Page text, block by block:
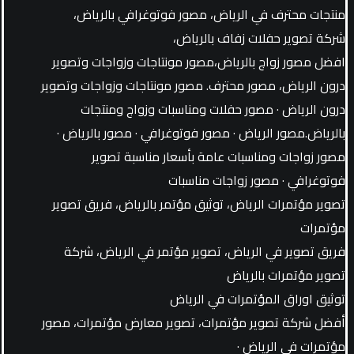
منتجات محترف في الرياض، مصور فوتوغرافي بالرياض،
شركة تصوير حفلات زفاف بالرياض،
افضل مصور زواج بالرياض،مصور مونتاجات وزواجات وتصوير
درون الرياض، مصور محترف. مصور مونتاجات وزواجات وتصوير
درون الرياض · مصور حفلات ومناسبات وزواج ومنتجات
بالرياض.مصور الرياض · مصور فوتوغرافي · مصور بالرياض ·
مصور زواجات ومناسبات عامة بأسعار مناسبة تصوير
فوتوغرافي · مصور زواجات مناسبات
تصوير مؤتمرات الرياض، توثيق مؤتمر بالرياض، فريق تصوير
مؤتمرات
فريق تصوير في الرياض، تصوير مؤتمر في الرياض، شركة
تصوير مؤتمرات بالرياض
توثيق اوراق المؤتمرات في الرياض
أفضل شركة تصوير مؤتمرات، تصوير معارض مؤتمرات، مصور
مؤتمرات في الرياض ·